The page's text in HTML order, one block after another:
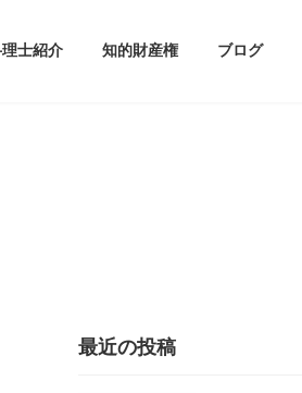
士紹介 知的財産権 ブログ
最近の投稿